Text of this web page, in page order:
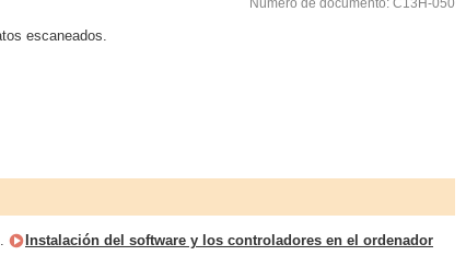
Número de documento: C13H-050
escaneados.
Instalación del software y los controladores en el ordenador